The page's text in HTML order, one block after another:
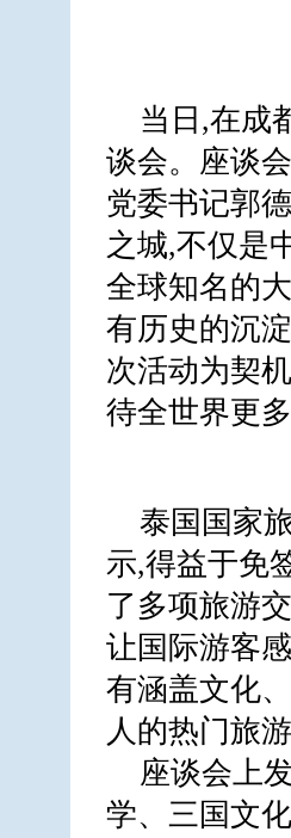
当日,在成
谈会。座谈
党委书记郭
之城,不仅是
全球知名的
有历史的沉
次活动为契
待全世界更
泰国国家
示,得益于免
了多项旅游
让国际游客
有涵盖文化
人的热门旅
座谈会上
学、三国文